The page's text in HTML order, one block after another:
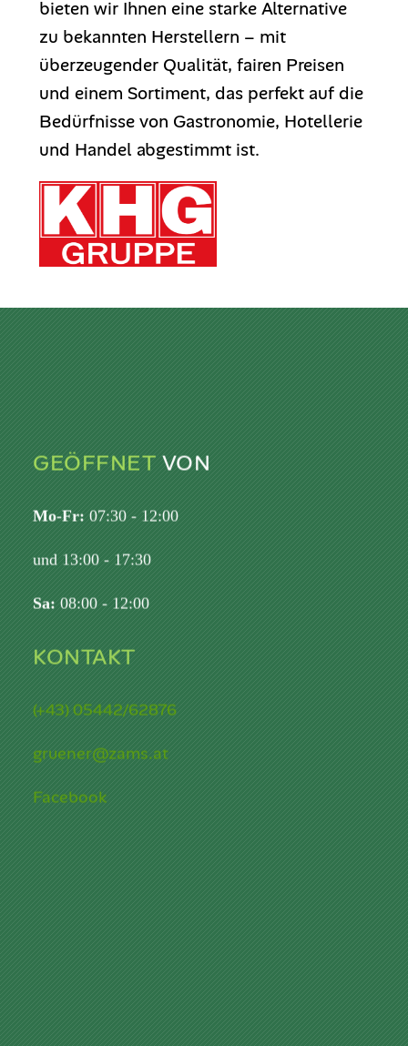
bieten wir Ihnen eine starke Alternative
zu bekannten Herstellern – mit
überzeugender Qualität, fairen Preisen
und einem Sortiment, das perfekt auf die
Bedürfnisse von Gastronomie, Hotellerie
und Handel abgestimmt ist.
GEÖFFNET VON
Mo-Fr: 07:30 - 12:00
und 13:00 - 17:30
Sa: 08:00 - 12:00
KONTAKT
(+43) 05442/62876
gruener@zams.at
Facebook